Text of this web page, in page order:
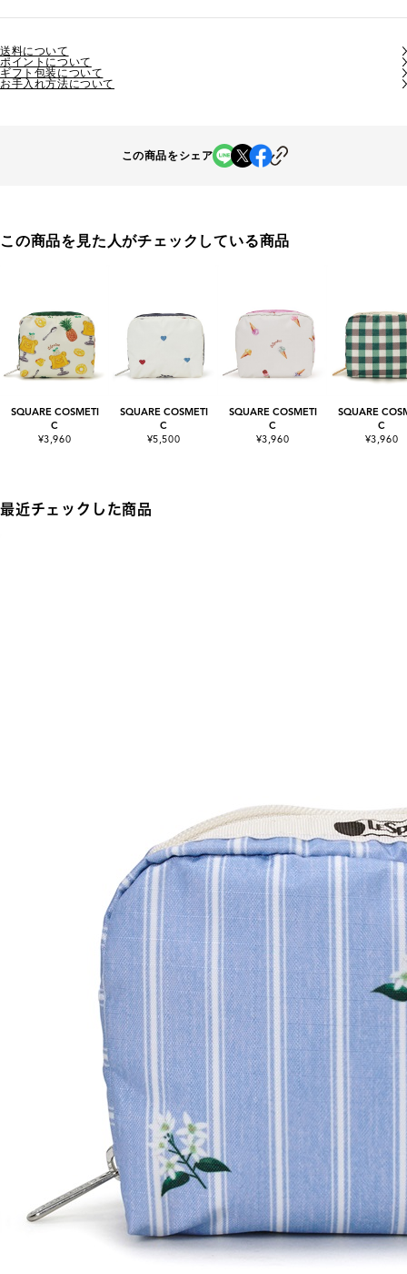
送料について
ポイントについて
ギフト包装について
お手入れ方法について
この商品をシェア
この商品を見た人がチェックしている商品
SQUARE COSMETI
C
¥3,960
SQUARE COSMETI
C
¥5,500
SQUARE COSMETI
C
¥3,960
SQUARE
C
¥3,960
最近チェックした商品